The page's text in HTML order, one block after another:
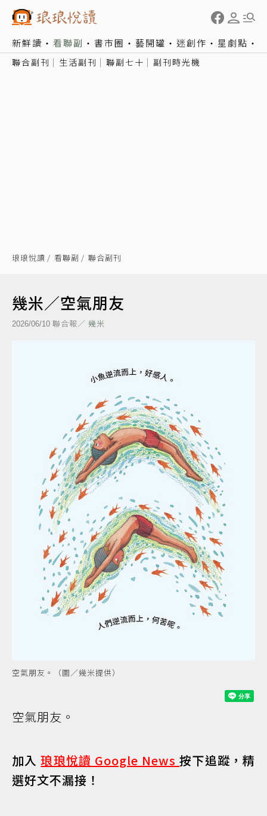
新鮮讀 看聯副 書市圈 藝開罐 迷創作 星劇點
聯合副刊 生活副刊 聯副七十 副刊時光機
琅琅悅讀 看聯副 聯合副刊
幾米／空氣朋友
2026/06/10 聯合報／ 幾米
空氣朋友。（圖／幾米提供）
空氣朋友。
加入琅琅悅讀 Google News按下追蹤，精
選好文不漏接！